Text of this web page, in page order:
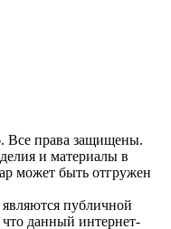
права защищены.
и материалы в
может быть отгружен
публичной
данный интернет-